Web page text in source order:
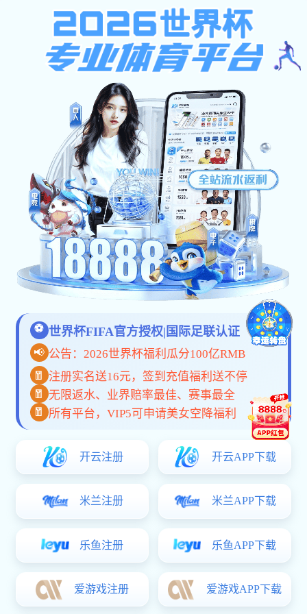
房地产会所
俱乐部 军体院校 房地产会所 企业单位
酒店宾馆
页 条
联系我们
020-24302660Sale Hotline
邮箱：service86@polybags4less.com
传真：020-01613623
了解更多